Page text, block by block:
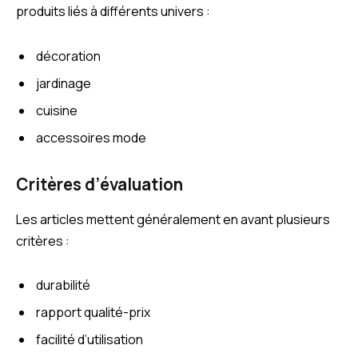
produits liés à différents univers :
décoration
jardinage
cuisine
accessoires mode
Critères d’évaluation
Les articles mettent généralement en avant plusieurs
critères :
durabilité
rapport qualité-prix
facilité d’utilisation